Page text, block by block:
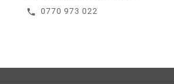
call 0770 973 022